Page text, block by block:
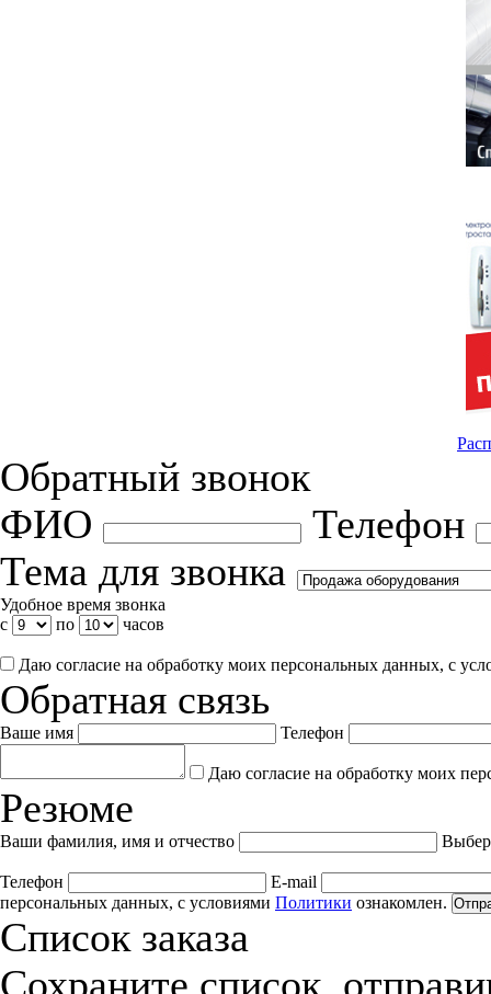
Обратный звонок
ФИО
Телефон
Тема для звонка
Удобное время звонка
с
по часов
Даю согласие на обработку моих персональных данных, с
Обратная связь
Ваше имя Телефон
Даю согласие на обработку моих
Резюме
Ваши фамилия, имя и отчество
Телефон
E-mail
персональных данных, с условиями Политики ознакомлен.
Список заказа
Сохраните список,